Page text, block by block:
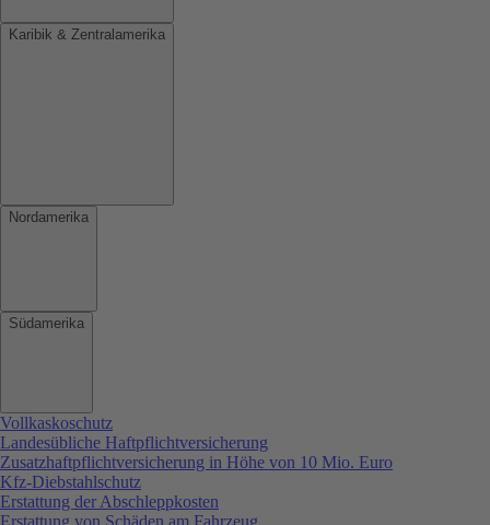
Karibik & Zentralamerika
Nordamerika
Südamerika
Vollkaskoschutz
Landesübliche Haftpflichtversicherung
Zusatzhaftpflichtversicherung in Höhe von 10 Mio. Euro
Kfz-Diebstahlschutz
Erstattung der Abschleppkosten
Erstattung von Schäden am Fahrzeug